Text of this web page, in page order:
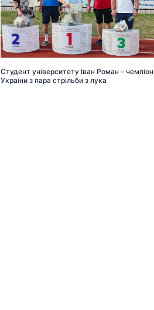
Студент університету Іван Роман – чемпіон
України з пара стрільби з лука